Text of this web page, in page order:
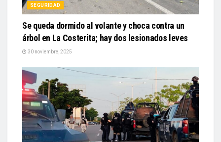
SEGURIDAD
Se queda dormido al volante y choca contra un
árbol en La Costerita; hay dos lesionados leves
30 noviembre, 2025